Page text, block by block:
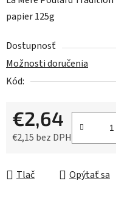
papier 125g
Dostupnosť
Možnosti doručenia
Kód:
€2,64
€2,15 bez DPH
Tlač Opýtať sa